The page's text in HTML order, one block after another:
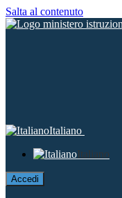
Salta al contenuto
Italiano
Italiano
Accedi